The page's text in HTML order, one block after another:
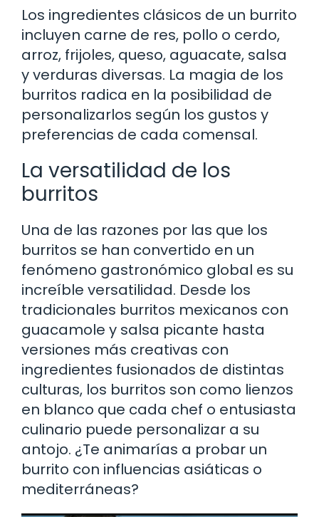
Los ingredientes clásicos de un burrito
incluyen carne de res, pollo o cerdo,
arroz, frijoles, queso, aguacate, salsa
y verduras diversas. La magia de los
burritos radica en la posibilidad de
personalizarlos según los gustos y
preferencias de cada comensal.
La versatilidad de los
burritos
Una de las razones por las que los
burritos se han convertido en un
fenómeno gastronómico global es su
increíble versatilidad. Desde los
tradicionales burritos mexicanos con
guacamole y salsa picante hasta
versiones más creativas con
ingredientes fusionados de distintas
culturas, los burritos son como lienzos
en blanco que cada chef o entusiasta
culinario puede personalizar a su
antojo. ¿Te animarías a probar un
burrito con influencias asiáticas o
mediterráneas?